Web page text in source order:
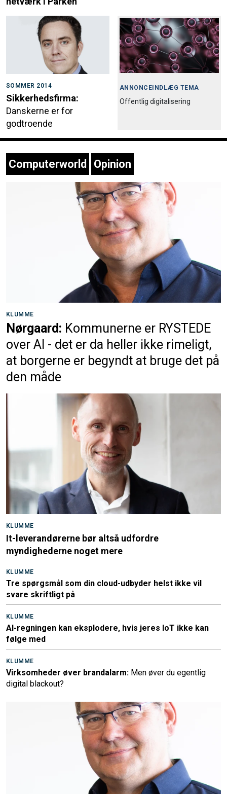
SOMMER 2014
Sikkerhedsfirma:
Danskerne er for
godtroende
ANNONCEINDLÆG TEMA
Offentlig digitalisering
Computerworld Opinion
KLUMME
Nørgaard: Kommunerne er RYSTEDE
over AI - det er da heller ikke rimeligt,
at borgerne er begyndt at bruge det på
den måde
KLUMME
It-leverandørerne bør altså udfordre
myndighederne noget mere
KLUMME
Tre spørgsmål som din cloud-udbyder helst ikke vil
svare skriftligt på
KLUMME
AI-regningen kan eksplodere, hvis jeres IoT ikke kan
følge med
KLUMME
Virksomheder øver brandalarm: Men øver du egentlig
digital blackout?